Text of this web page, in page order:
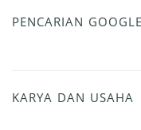
PENCARIAN GOOGLE
KARYA DAN USAHA